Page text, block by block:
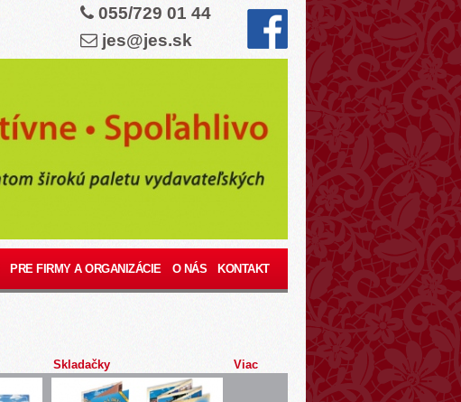
055/729 01 44
jes@jes.sk
PRE FIRMY A ORGANIZÁCIE O NÁS KONTAKT
Skladačky Viac